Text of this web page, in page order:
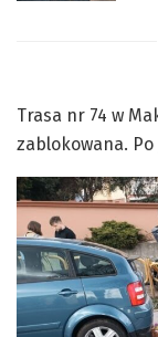
Trasa nr 74 w
zablokowana.